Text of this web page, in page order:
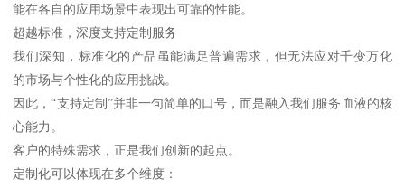
能在各自的应用场景中表现出可靠的性能。
超越标准，深度支持定制服务
我们深知，标准化的产品虽能满足普遍需求，但无法应对千变万化
的市场与个性化的应用挑战。
因此，“支持定制”并非一句简单的口号，而是融入我们服务血液的核
心能力。
客户的特殊需求，正是我们创新的起点。
定制化可以体现在多个维度：